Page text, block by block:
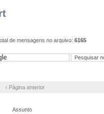
de mensagens no arquivo: 6165
‹ Página anterior
Assunto